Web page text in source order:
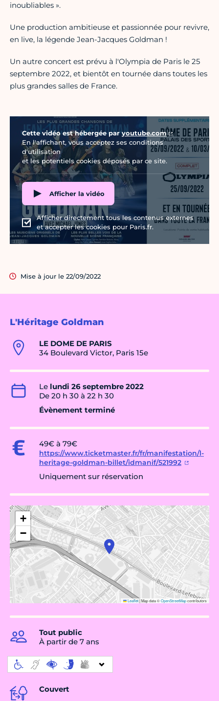
L'Héritage Goldman
LE DOME DE PARIS
34 Boulevard Victor, Paris 15e
Le lundi 26 septembre 2022
De 20 h 30 à 22 h 30
Évènement terminé
49€ à 79€
https://www.ticketmaster.fr/fr/manifestation/l-
heritage-goldman-billet/idmanif/521992
Uniquement sur réservation
+
−
Leaflet|Map data ©OpenStreetMapcontributors
Tout public
À partir de 7 ans
Couvert
inoubliables ».
Une production ambitieuse et passionnée pour revivre,
en live, la légende Jean-Jacques Goldman !
Un autre concert est prévu à l'Olympia de Paris le 25
septembre 2022, et bientôt en tournée dans toutes les
plus grandes salles de France.
Vidéo Youtube
Cette vidéo est hébergée paryoutube.com
En l'affichant, vous acceptez ses conditions
d'utilisation
et les potentiels cookies déposés par ce site.
Afficher la vidéo
Afficher directement tous les contenus externes
et accepter les cookies pour Paris.fr.
Mise à jour le 22/09/2022